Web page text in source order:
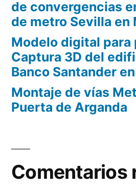
de convergencias
de metro Sevilla en
Modelo digital para
Captura 3D del
Banco Santander
Montaje de vías
Puerta de Arganda
Comentarios